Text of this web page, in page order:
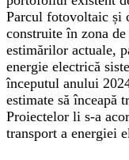
Parcul fotovoltaic și
construite în zona
estimărilor actuale,
energie electrică
începutul anului
estimate să înceapă
Proiectelor li s-a
transport a energiei